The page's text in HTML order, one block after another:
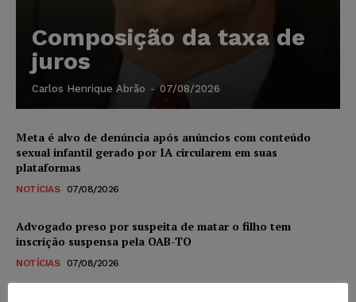
Composição da taxa de
juros
Carlos Henrique Abrão - 07/08/2026
Meta é alvo de denúncia após anúncios com conteúdo
sexual infantil gerado por IA circularem em suas
plataformas
NOTÍCIAS 07/08/2026
Advogado preso por suspeita de matar o filho tem
inscrição suspensa pela OAB-TO
NOTÍCIAS 07/08/2026